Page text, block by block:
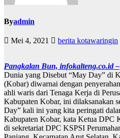
Byadmin
Mei 4, 2021 berita kotawaringin
Pangkalan Bun, infokalteng.co.id –
Dunia yang Disebut “May Day” di
(Kobar) diwarnai dengan
ahli waris dari Tenaga Kerja di
Kabupaten Kobar, ini dilaksanakan
Day” kali ini yang kita peringati
Kabupaten Kobar, kata Ketua DPC
di sekretariat DPC KSPSI